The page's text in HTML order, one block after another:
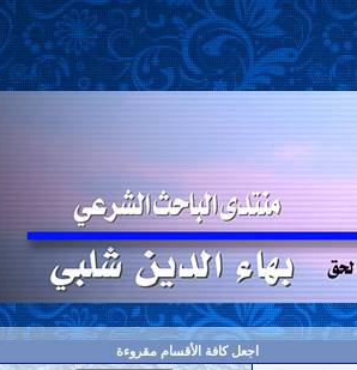
اجعل كافة الأقسام مقروءة